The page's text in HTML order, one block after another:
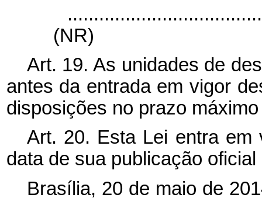
(NR)
Art. 19. As unidades de
antes da entrada em vigor
disposições no prazo
Art. 20. Esta Lei entra em
data de sua publicação oficial
Brasília, 20 de maio de